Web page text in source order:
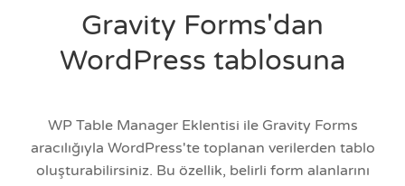
Gravity Forms'dan
WordPress tablosuna
WP Table Manager Eklentisi ile Gravity Forms
aracılığıyla WordPress'te toplanan verilerden tablo
oluşturabilirsiniz. Bu özellik, belirli form alanlarını